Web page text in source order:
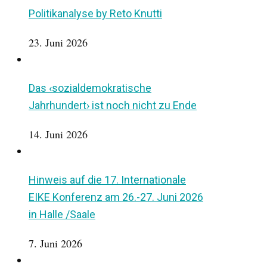
Politikanalyse by Reto Knutti
23. Juni 2026
Das ‹sozialdemokratische
Jahrhundert› ist noch nicht zu Ende
14. Juni 2026
Hinweis auf die 17. Internationale
EIKE Konferenz am 26.-27. Juni 2026
in Halle /Saale
7. Juni 2026